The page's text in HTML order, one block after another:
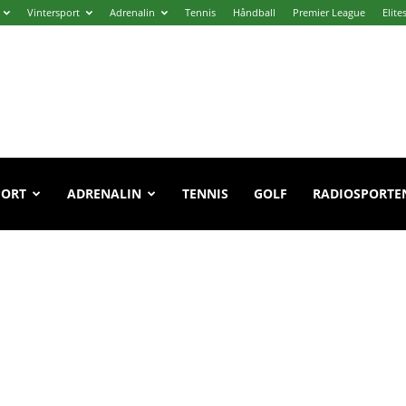
Vintersport Adrenalin Tennis Håndball Premier League
ADRENALIN TENNIS GOLF